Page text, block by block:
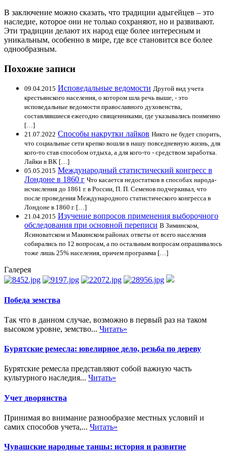
В заключение можно сказать, что традиции адыгейцев – это
наследие, которое они не только сохраняют, но и развивают.
Эти традиции делают их народ еще более интересным и
уникальным, особенно в мире, где все становится все более
однообразным.
Похожие записи
09.04.2015 Исповедальные ведомости Другой вид учета
крестьянского населения, о котором шла речь выше, - это
исповедальные ведомости православного духовенства,
составлявшиеся ежегодно священниками, где указывались поименно
[…]
21.07.2022 Способы накрутки лайков Никто не будет спорить,
что социальные сети крепко вошли в нашу повседневную жизнь, для
кого-то став способом отдыха, а для кого-то - средством заработка.
Лайки в ВК […]
05.05.2015 Международный статистический конгресс в
Лондоне в 1860 г Что касается недостатков в способах народа-
исчисления до 1861 г. в России, П. П. Семенов подчеркивал, что
после проведения Международного статистического конгресса в
Лондоне в 1860 г. […]
21.04.2015 Изучение вопросов применения выборочного
обследования при основной переписи В Зиминском,
Ясиноватском и Макинском районах ответы от всего населения
собирались по 12 вопросам, а по остальным вопросам опрашивалось
тоже лишь 25% населения, причем программа […]
Галерея
Победа земства
Так что в данном случае, возможно в первый раз на таком
высоком уровне, земство... Читать»
Бурятские ремесла: ювелирное дело, резьба по дереву
Бурятские ремесла представляют собой важную часть
культурного наследия... Читать»
Учет дворянства
Принимая во внимание разнообразие местных условий и
самих способов учета,... Читать»
Чувашские народные танцы: история и развитие